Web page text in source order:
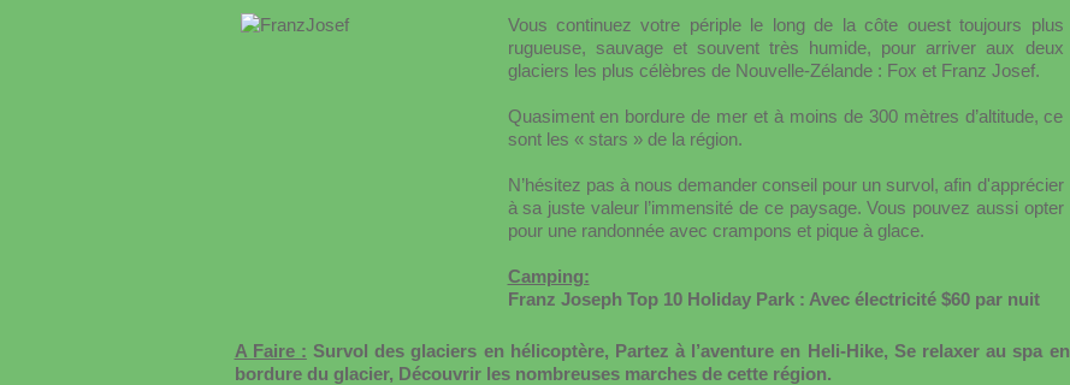
Vous continuez votre périple le long de la côte ouest toujours plus
rugueuse, sauvage et souvent très humide, pour arriver aux deux
glaciers les plus célèbres de Nouvelle-Zélande : Fox et Franz Josef.
Quasiment en bordure de mer et à moins de 300 mètres d’altitude, ce
sont les « stars » de la région.
N’hésitez pas à nous demander conseil pour un survol, afin d'apprécier
à sa juste valeur l’immensité de ce paysage. Vous pouvez aussi opter
pour une randonnée avec crampons et pique à glace.
Camping:
Franz Joseph Top 10 Holiday Park : Avec électricité $60 par nuit
A Faire : Survol des glaciers en hélicoptère, Partez à l’aventure en Heli-Hike, Se relaxer au spa en
bordure du glacier, Découvrir les nombreuses marches de cette région.